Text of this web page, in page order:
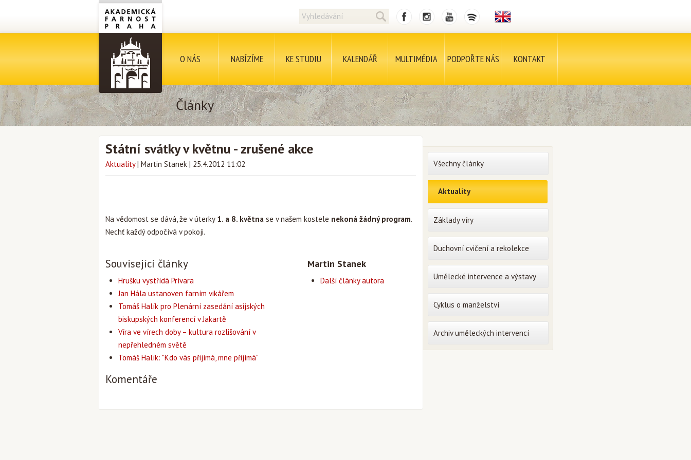
O NÁS NABÍZÍME KE STUDIU KALENDÁŘ MULTIMÉDIA PODPOŘTE NÁS KONTAKT
Články
Státní svátky v květnu - zrušené akce
Aktuality | Martin Stanek | 25.4.2012 11:02
Na vědomost se dává, že v úterky 1. a 8. května se v našem kostele nekoná žádný program.
Nechť každý odpočívá v pokoji.
Související články
Hrušku vystřídá Prívara
Jan Hála ustanoven farním vikářem
Tomáš Halík pro Plenární zasedání asijských
biskupských konferencí v Jakartě
Víra ve vírech doby – kultura rozlišování v
nepřehledném světě
Tomáš Halík: "Kdo vás přijímá, mne přijímá"
Martin Stanek
Další články autora
Komentáře
Všechny články
Aktuality
Základy víry
Duchovní cvičení a rekolekce
Umělecké intervence a výstavy
Cyklus o manželství
Archiv uměleckých intervencí